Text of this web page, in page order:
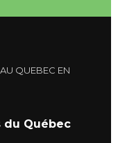
QUEBEC EN
du Québec